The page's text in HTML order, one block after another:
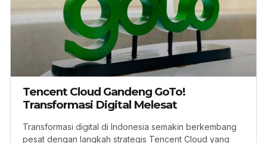
Tencent Cloud Gandeng GoTo!
Transformasi Digital Melesat
Transformasi digital di Indonesia semakin berkembang
pesat dengan langkah strategis Tencent Cloud yang